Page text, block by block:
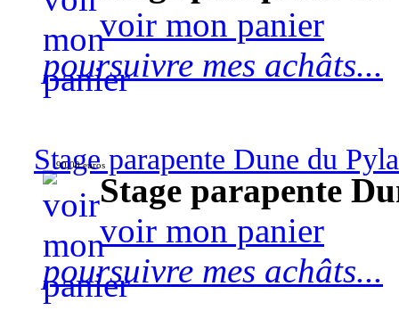
voir mon panier
poursuivre mes achâts...
Stage parapente Dune du
90,00 euros
Stage parapente
voir mon panier
poursuivre mes achâts...